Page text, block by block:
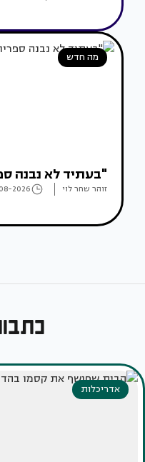
מה חדש
"בעתיד לא נבנה
זוהר שחר לוי 2026
אדריכלות